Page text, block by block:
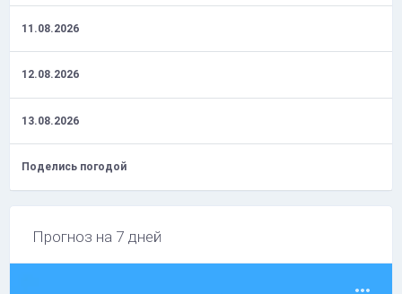
11.08.2026
12.08.2026
13.08.2026
Поделись погодой
Прогноз на 7 дней